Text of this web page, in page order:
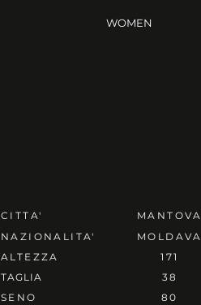
WOMEN
MOLDAVA
171
38
80
MANTOVA
NAZIONALITA'
ALTEZZA
TAGLIA
SENO
CITTA'